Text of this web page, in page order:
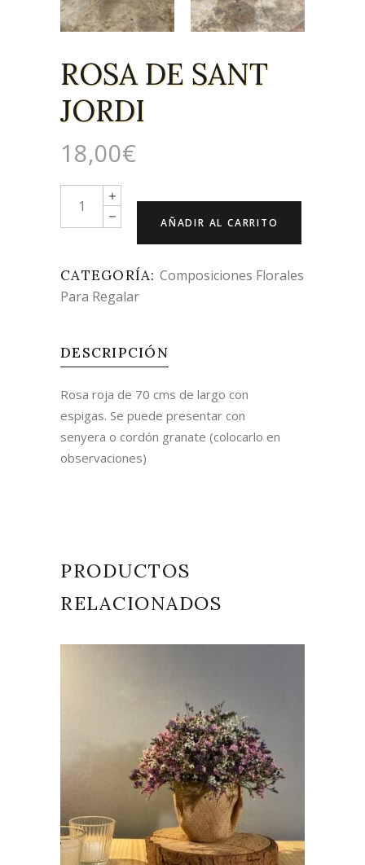
ROSA DE SANT
JORDI
18,00€
Quantity
AÑADIR AL CARRITO
CATEGORÍA:Composiciones Florales
Para Regalar
DESCRIPCIÓN
Rosa roja de 70 cms de largo con
espigas. Se puede presentar con
senyera o cordón granate (colocarlo en
observaciones)
PRODUCTOS
RELACIONADOS
AÑADIR AL CARRITO